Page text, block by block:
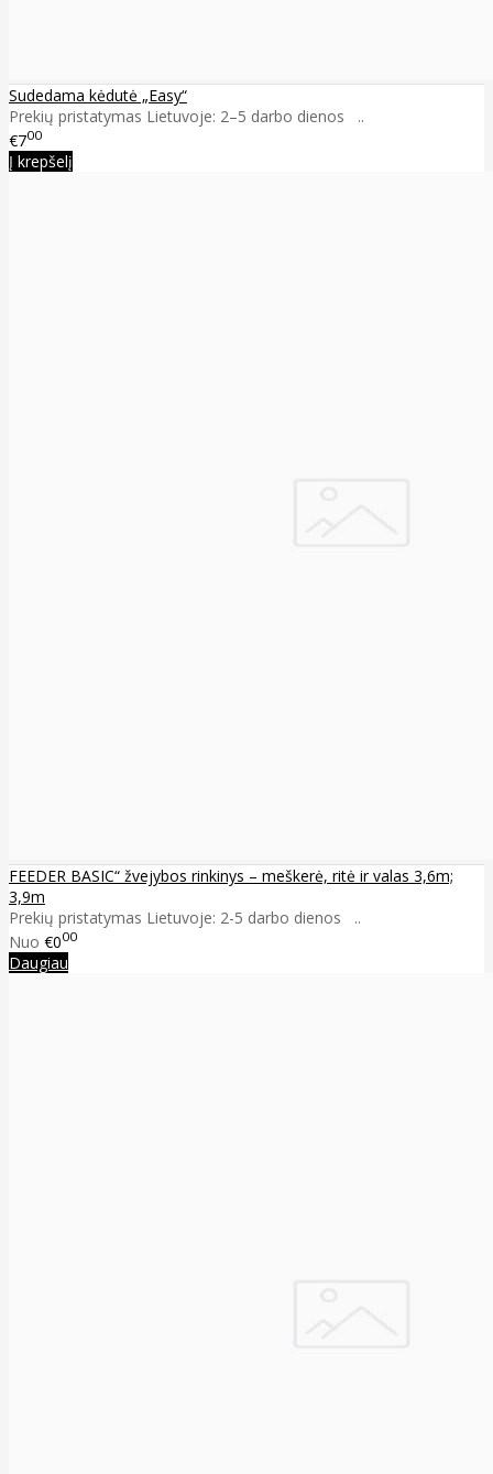
Sudedama kėdutė „Easy“
Prekių pristatymas Lietuvoje: 2–5 darbo dienos ..
€700
Į krepšelį
FEEDER BASIC“ žvejybos rinkinys – meškerė, ritė ir valas 3,6m;
3,9m
Prekių pristatymas Lietuvoje: 2-5 darbo dienos ..
Nuo €000
Daugiau